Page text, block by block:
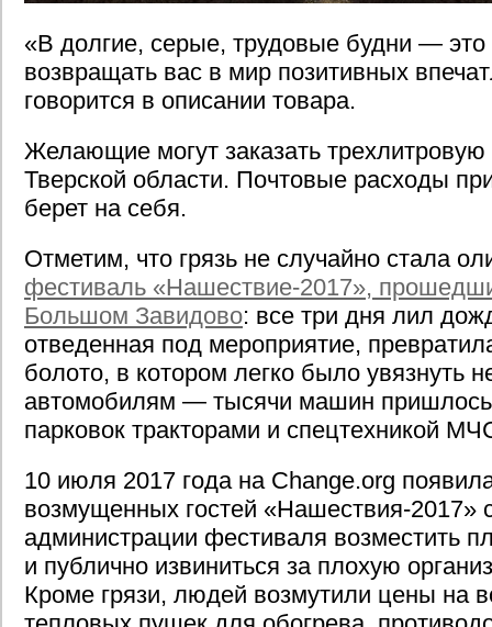
«В долгие, серые, трудовые будни — это
возвращать вас в мир позитивных
говорится в описании товара.
Желающие могут заказать трехлитровую
Тверской области. Почтовые расходы
берет на себя.
Отметим, что грязь не случайно стала
фестиваль «Нашествие-2017»,
Большом Завидово: все три дня лил
отведенная под мероприятие,
болото, в котором легко было увязнуть
автомобилям — тысячи машин пришлось
парковок тракторами и спецтехникой
10 июля 2017 года на Change.org
возмущенных гостей «Нашествия-2017»
администрации фестиваля возместить
и публично извиниться за плохую
Кроме грязи, людей возмутили цены на